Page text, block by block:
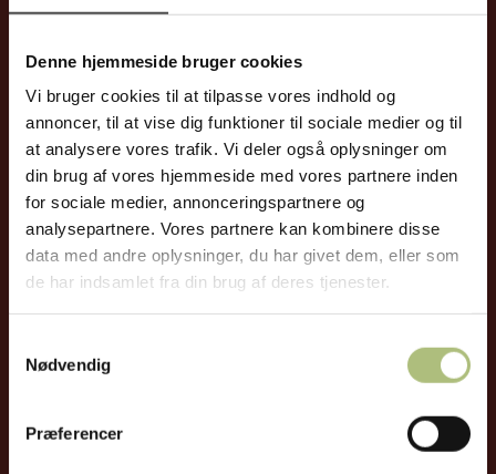
Denne hjemmeside bruger cookies
Vi bruger cookies til at tilpasse vores indhold og
annoncer, til at vise dig funktioner til sociale medier og til
at analysere vores trafik. Vi deler også oplysninger om
din brug af vores hjemmeside med vores partnere inden
for sociale medier, annonceringspartnere og
analysepartnere. Vores partnere kan kombinere disse
data med andre oplysninger, du har givet dem, eller som
de har indsamlet fra din brug af deres tjenester.
Nødvendig
Præferencer
nyheder og tips&tricks til at skabe et sundt og rent
indeklima for dig og din omgangskreds – om de er din
Du kan selvfølgelig til enhver tid afmelde nyhedsbrevet, hvis
du ikke længere ønsker det.